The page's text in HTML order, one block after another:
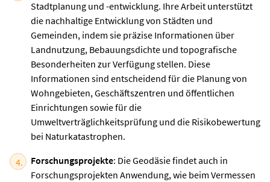
Stadtplanung und -entwicklung. Ihre Arbeit unterstützt
die nachhaltige Entwicklung von Städten und
Gemeinden, indem sie präzise Informationen über
Landnutzung, Bebauungsdichte und topografische
Besonderheiten zur Verfügung stellen. Diese
Informationen sind entscheidend für die Planung von
Wohngebieten, Geschäftszentren und öffentlichen
Einrichtungen sowie für die
Umweltverträglichkeitsprüfung und die Risikobewertung
bei Naturkatastrophen.
Forschungsprojekte: Die Geodäsie findet auch in
Forschungsprojekten Anwendung, wie beim Vermessen